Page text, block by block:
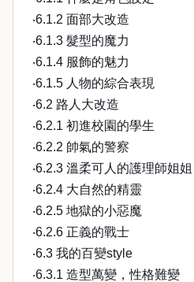
‧6.1.2 面部大改造
‧6.1.3 髮型的魔力
‧6.1.4 服飾的魅力
‧6.1.5 人物的綜合表現
‧6.2 路人大改造
‧6.2.1 初進校園的學生
‧6.2.2 帥氣的警察
‧6.2.3 溫柔可人的護理師姐姐
‧6.2.4 大自然的精靈
‧6.2.5 地獄的小惡魔
‧6.2.6 正義的戰士
‧6.3 我的百變style
‧6.3.1 造型萬變，性格難變